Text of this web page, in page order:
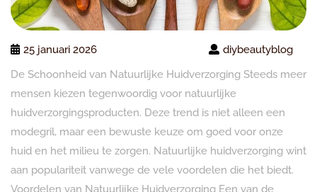
25 januari 2026
diybeautyblog
De Schoonheid van Natuurlijke Huidverzorging Steeds meer
mensen kiezen tegenwoordig voor natuurlijke
huidverzorgingsproducten. Deze trend is niet alleen een
modegril, maar een bewuste keuze om goed voor onze
huid en het milieu te zorgen. Natuurlijke huidverzorging wint
aan populariteit vanwege de vele voordelen die het biedt.
Voordelen van Natuurlijke Huidverzorging Een van de